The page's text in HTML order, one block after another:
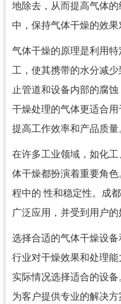
地除去，从而提高气体
中，保持气体干燥的效果
气体干燥的原理是利用
工，使其携带的水分减
止管道和设备内部的腐
干燥处理的气体更适合
提高工作效率和产品质量
在许多工业领域，如化
体干燥都扮演着重要角
程中的 性和稳定性。成
广泛应用，并受到用户的
选择合适的气体干燥设
行业对干燥效果和处理
实际情况选择适合的设
为客户提供专业的解决方